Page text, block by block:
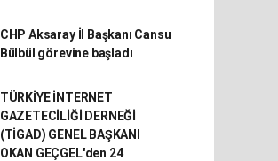
CHP Aksaray İl Başkanı Cansu
Bülbül görevine başladı
TÜRKİYE İNTERNET
GAZETECİLİĞİ DERNEĞİ
(TİGAD) GENEL BAŞKANI
OKAN GEÇGEL'den 24